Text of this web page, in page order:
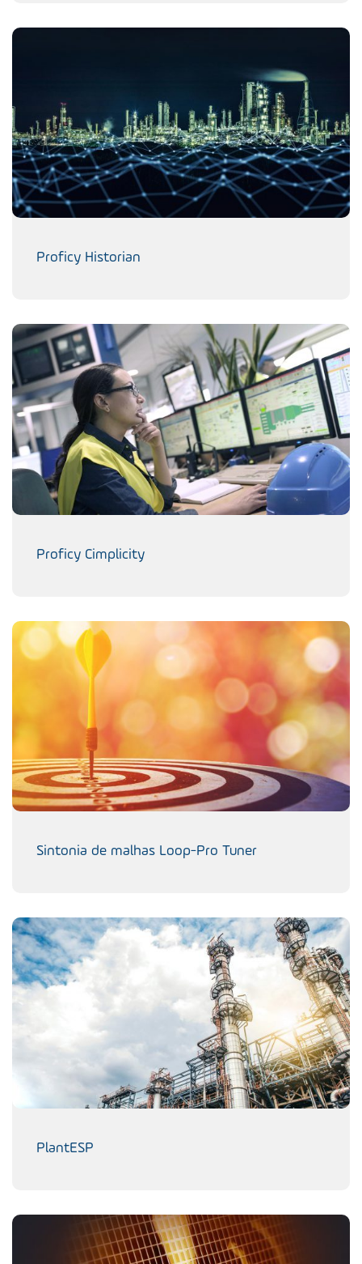
Proficy Historian
Proficy Cimplicity
Sintonia de malhas Loop-Pro Tuner
PlantESP